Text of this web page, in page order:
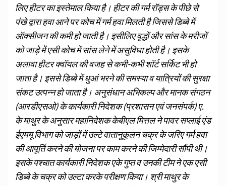
लिए हीटर का इस्तेमाल किया है। हीटर की गर्म रॉड्स के पीछे से
पंखे द्वारा हवा आने पर कोच में गर्म हवा मिलती है जिससे डिब्बे में
ऑक्सीजन की कमी हो जाती है। इसीलिए वृद्धों और सांस के मरीजों
को जाड़े में एसी कोच में सांस लेने में असुविधा होती है। इसके
अलावा हीटर क्वॉयल की वजह से कभी-कभी शॉर्ट सर्किट भी हो
जाता है। इससे डिब्बे में धुआं भरने की समस्या व यात्रियों की सुरक्षा
संकट उत्पन्न हो जाता है। अनुसंधान अभिकल्प और मानक संगठन
(आरडीएसओ) के कार्यकारी निदेशक (प्रशासन एवं जनसंपर्क) ए.
के माथुर के अनुसार महानिदेशक केबीएल मित्तल ने पावर सप्लाई एंड
ईएमयू विभाग को जाड़ों में उल्टे वातानुकूलन चक्र के जरिए गर्म हवा
की आपूर्ति करने की योजना पर काम करने की जिम्मेदारी सौंपी थी।
इसके पश्चात कार्यकारी निदेशक एके गुप्त व उनकी टीम ने एक एसी
डिब्बे के चक्र को उल्टा करके परीक्षण किया। श्री माथुर के